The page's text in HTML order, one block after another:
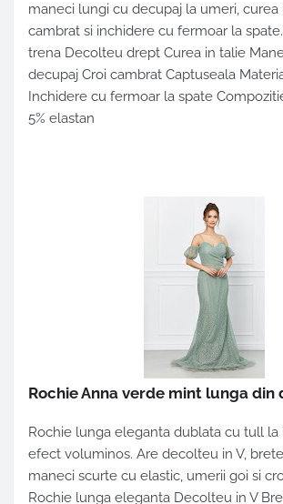
maneci lungi cu decupaj la umeri, curea
cambrat si inchidere cu fermoar la
trena Decolteu drept Curea in talie
decupaj Croi cambrat Captuseala
Inchidere cu fermoar la spate
5% elastan
Rochie Anna verde mint lunga din
Rochie lunga eleganta dublata cu tull la
efect voluminos. Are decolteu in V,
maneci scurte cu elastic, umerii goi si
Rochie lunga eleganta Decolteu in V